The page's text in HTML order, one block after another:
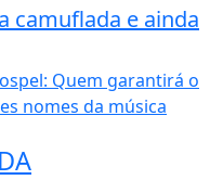
camuflada e ainda